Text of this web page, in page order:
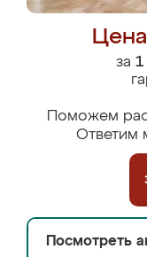
за 1
Поможем
Ответим
Посмотреть